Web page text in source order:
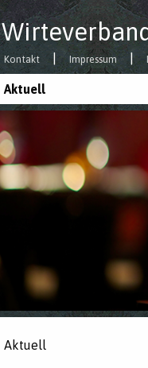
Kontakt Impressum
Aktuell
Aktuell